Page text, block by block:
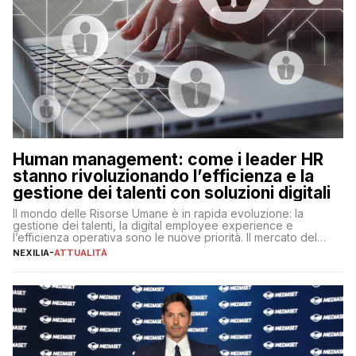
Human management: come i leader HR
stanno rivoluzionando l’efficienza e la
gestione dei talenti con soluzioni digitali
Il mondo delle Risorse Umane è in rapida evoluzione: la
gestione dei talenti, la digital employee experience e
l’efficienza operativa sono le nuove priorità. Il mercato del
lavoro, d’altra parte, è sempre più competitivo con una lotta
NEXILIA-ATTUALITÀ